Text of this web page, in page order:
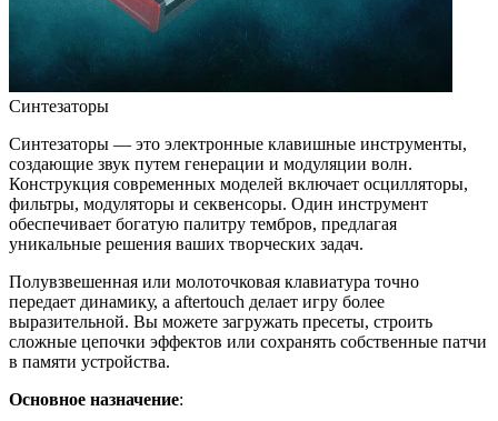
Синтезаторы
Синтезаторы — это электронные клавишные инструменты,
создающие звук путем генерации и модуляции волн.
Конструкция современных моделей включает осцилляторы,
фильтры, модуляторы и секвенсоры. Один инструмент
обеспечивает богатую палитру тембров, предлагая
уникальные решения ваших творческих задач.
Полувзвешенная или молоточковая клавиатура точно
передает динамику, а aftertouch делает игру более
выразительной. Вы можете загружать пресеты, строить
сложные цепочки эффектов или сохранять собственные патчи
в памяти устройства.
Основное назначение: